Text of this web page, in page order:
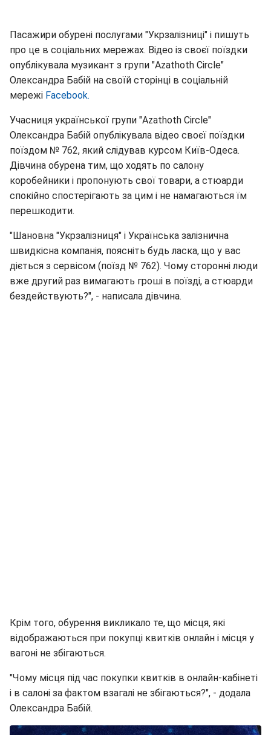
Пасажири обурені послугами "Укрзалізниці" і пишуть
про це в соціальних мережах. Відео із своєї поїздки
опублікувала музикант з групи "Azathoth Circle"
Олександра Бабій на своїй сторінці в соціальній
мережі Facebook.
Учасниця української групи "Azathoth Circle"
Олександра Бабій опублікувала відео своєї поїздки
поїздом № 762, який слідував курсом Київ-Одеса.
Дівчина обурена тим, що ходять по салону
коробейники і пропонують свої товари, а стюарди
спокійно спостерігають за цим і не намагаються їм
перешкодити.
"Шановна "Укрзалізниця" і Українська залізнична
швидкісна компанія, поясніть будь ласка, що у вас
діється з сервісом (поїзд № 762). Чому сторонні люди
вже другий раз вимагають гроші в поїзді, а стюарди
бездействують?", - написала дівчина.
Крім того, обурення викликало те, що місця, які
відображаються при покупці квитків онлайн і місця у
вагоні не збігаються.
"Чому місця під час покупки квитків в онлайн-кабінеті
і в салоні за фактом взагалі не збігаються?", - додала
Олександра Бабій.